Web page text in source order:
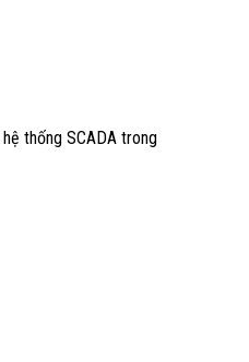
thống SCADA trong